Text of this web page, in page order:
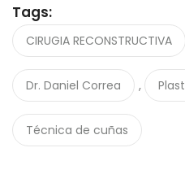
Tags:
CIRUGIA RECONSTRUCTIVA
Dr. Daniel Correa ,
Técnica de cuñas